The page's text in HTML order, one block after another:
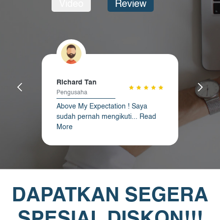
Review
Richard Tan
Pengusaha
Above My Expectation ! Saya
sudah pernah mengikuti... Read
More
DAPATKAN SEGERA